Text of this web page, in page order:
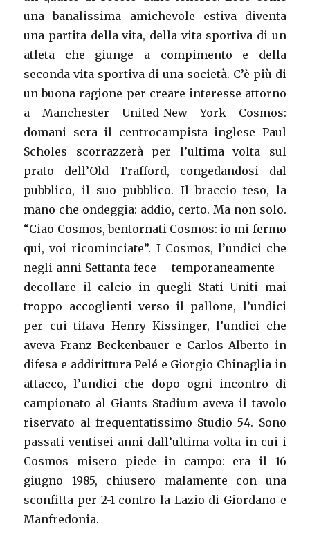
una banalissima amichevole estiva diventa
una partita della vita, della vita sportiva di un
atleta che giunge a compimento e della
seconda vita sportiva di una società. C’è più di
un buona ragione per creare interesse attorno
a Manchester United-New York Cosmos:
domani sera il centrocampista inglese Paul
Scholes scorrazzerà per l’ultima volta sul
prato dell’Old Trafford, congedandosi dal
pubblico, il suo pubblico. Il braccio teso, la
mano che ondeggia: addio, certo. Ma non solo.
“Ciao Cosmos, bentornati Cosmos: io mi fermo
qui, voi ricominciate”. I Cosmos, l’undici che
negli anni Settanta fece – temporaneamente –
decollare il calcio in quegli Stati Uniti mai
troppo accoglienti verso il pallone, l’undici
per cui tifava Henry Kissinger, l’undici che
aveva Franz Beckenbauer e Carlos Alberto in
difesa e addirittura Pelé e Giorgio Chinaglia in
attacco, l’undici che dopo ogni incontro di
campionato al Giants Stadium aveva il tavolo
riservato al frequentatissimo Studio 54. Sono
passati ventisei anni dall’ultima volta in cui i
Cosmos misero piede in campo: era il 16
giugno 1985, chiusero malamente con una
sconfitta per 2-1 contro la Lazio di Giordano e
Manfredonia.